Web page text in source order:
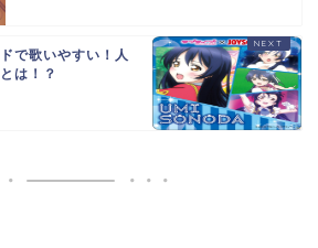
で歌いやすい！人
は！？